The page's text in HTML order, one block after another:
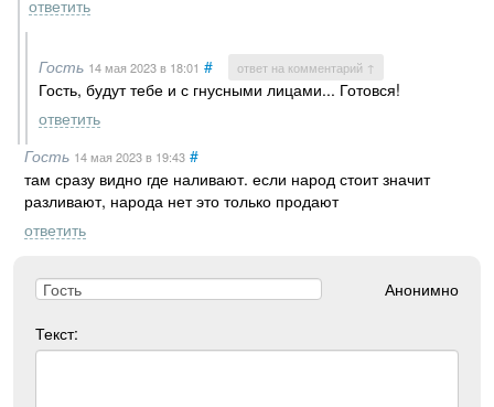
ответить
Гость 14 мая 2023в 18:01 # ответ на комментарий ↑
Гость, будут тебе и с гнусными лицами... Готовся!
ответить
Гость 14 мая 2023в 19:43 #
там сразу видно где наливают. если народ стоит значит
разливают, народа нет это только продают
ответить
Анонимно
Текст: